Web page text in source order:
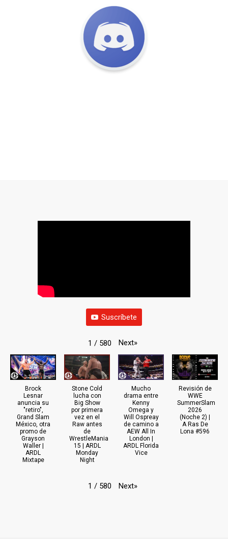
Suscríbete
1 / 580 Next»
Brock
Lesnar
anuncia su
"retiro",
Grand Slam
México, otra
promo de
Grayson
Waller |
ARDL
Mixtape
Stone Cold
lucha con
Big Show
por primera
vez en el
Raw antes
de
WrestleMania
15 | ARDL
Monday
Night
Mucho
drama entre
Kenny
Omega y
Will Ospreay
de camino a
AEW All In
London |
ARDL Florida
Vice
Revisión de
WWE
SummerSlam
2026
(Noche 2) |
A Ras De
Lona #596
1 / 580 Next»